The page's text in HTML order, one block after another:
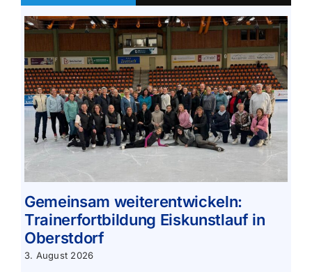
Gemeinsam weiterentwickeln:
Trainerfortbildung Eiskunstlauf in
Oberstdorf
3. August 2026